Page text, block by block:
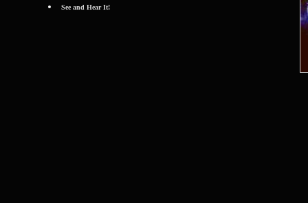
See and Hear It!